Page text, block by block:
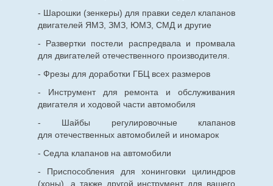
- Шарошки (зенкеры) для правки седел клапанов
двигателей ЯМЗ, ЗМЗ, ЮМЗ, СМД и другие
- Развертки постели распредвала и промвала
для двигателей отечественного производителя.
- Фрезы для доработки ГБЦ всех размеров
- Инструмент для ремонта и обслуживания
двигателя и ходовой части автомобиля
- Шайбы регулировочные клапанов
для отечественныхавтомобилей и иномарок
- Седла клапанов на автомобили
- Приспособления для хонинговки цилиндров
(хоны), а также другой инструмент для вашего